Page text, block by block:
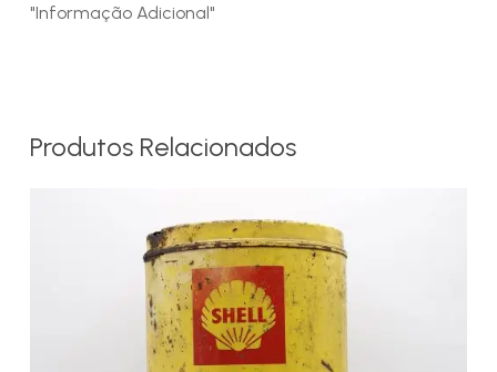
"Informação Adicional"
Produtos Relacionados